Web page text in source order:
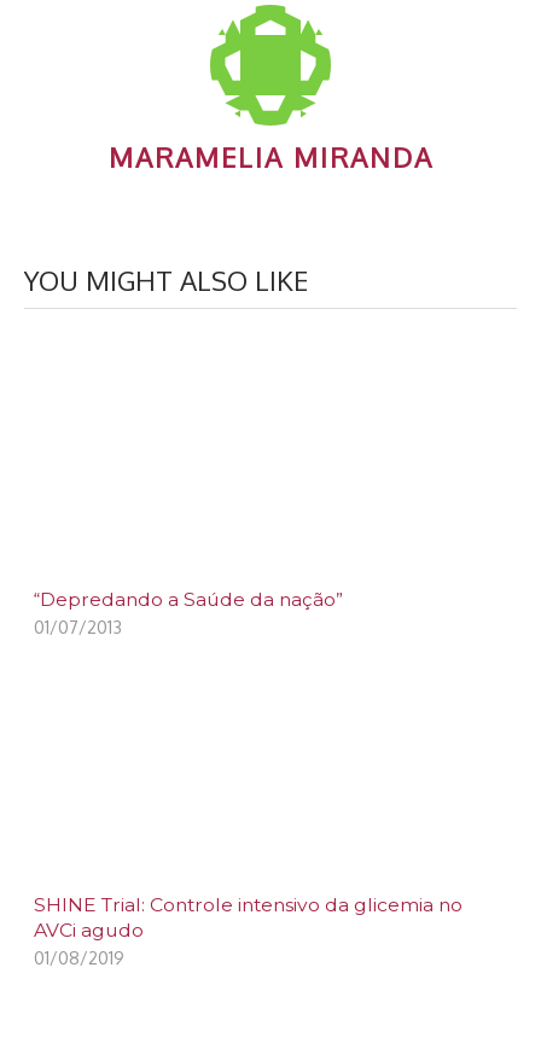
MARAMELIA MIRANDA
YOU MIGHT ALSO LIKE
“Depredando a Saúde da nação”
01/07/2013
SHINE Trial: Controle intensivo da glicemia no
AVCi agudo
01/08/2019